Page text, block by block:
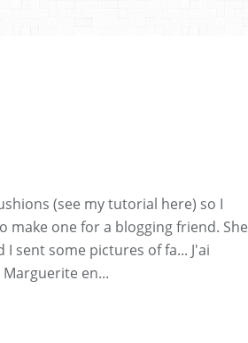
(see my tutorial here) so I
make one for a blogging friend. She
sent some pictures of fa... J'ai
en...